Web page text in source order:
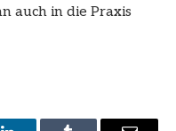
auch in die Praxis